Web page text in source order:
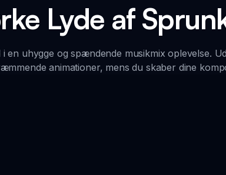
Lyde af
en uhygge og spændende musikmix oplevelse.
animationer, mens du skaber dine